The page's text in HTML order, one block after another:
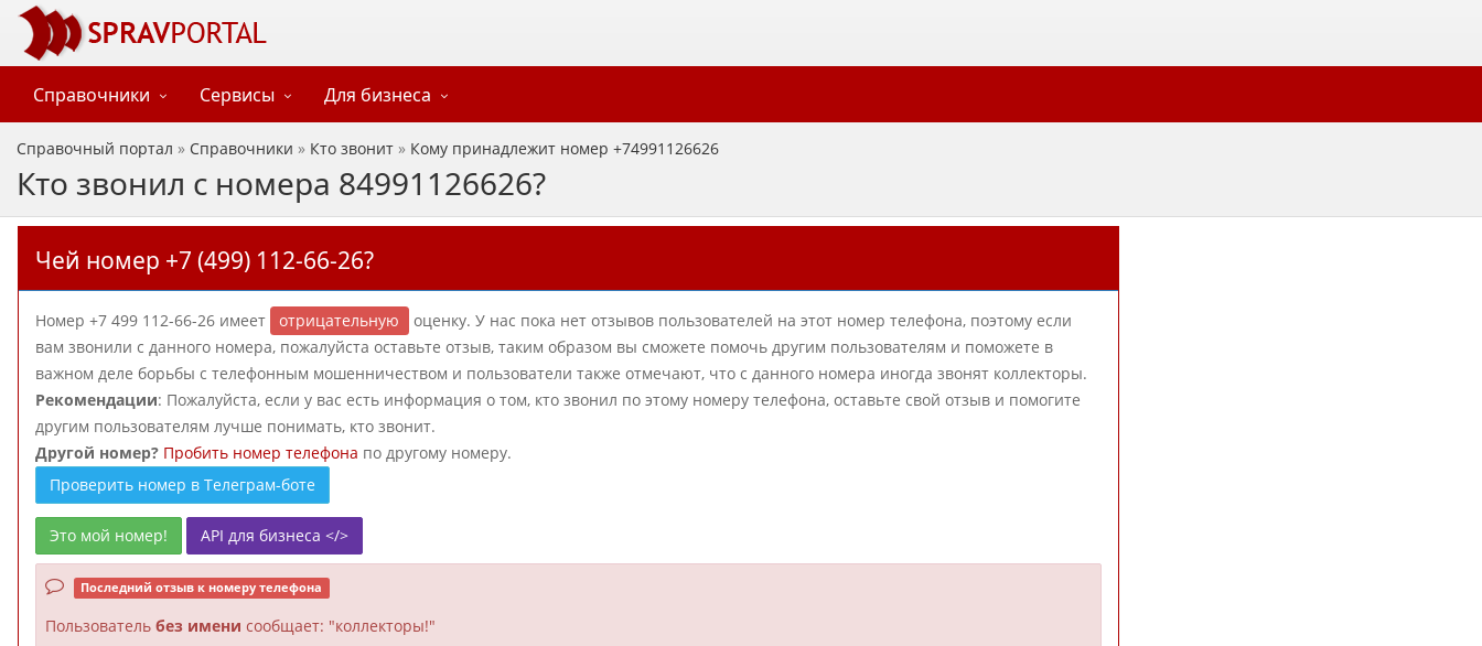
Справочники Сервисы Для бизнеса
Справочный портал » Справочники » Кто звонит » Кому принадлежит номер +74991126626
Кто звонил с номера 84991126626?
Чей номер +7 (499) 112-66-26?
Номер +7 499 112-66-26 имеет отрицательную
оценку. У нас пока нет отзывов пользователей на этот номер телефона, поэтому если
вам звонили с данного номера, пожалуйста оставьте отзыв, таким образом вы сможете помочь другим пользователям и поможете в
важном деле борьбы с телефонным мошенничеством и пользователи также отмечают, что с данного номера иногда звонят коллекторы.
Рекомендации: Пожалуйста, если у вас есть информация о том, кто звонил по этому номеру телефона, оставьте свой отзыв и помогите
другим пользователям лучше понимать, кто звонит.
Другой номер? Пробить номер телефона по другому номеру.
Проверить номер в Телеграм-боте
Это мой номер! API для бизнеса </>
Последний отзыв к номеру телефона
Пользователь без имени сообщает: "коллекторы!"